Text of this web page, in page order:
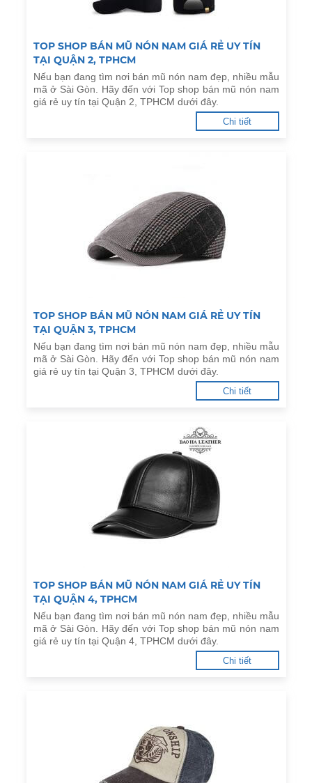
TOP SHOP BÁN MŨ NÓN NAM GIÁ RẺ UY TÍN
TẠI QUẬN 2, TPHCM
Nếu bạn đang tìm nơi bán mũ nón nam đẹp, nhiều mẫu
mã ở Sài Gòn. Hãy đến với Top shop bán mũ nón nam
giá rẻ uy tín tại Quận 2, TPHCM dưới đây.
Chi tiết
TOP SHOP BÁN MŨ NÓN NAM GIÁ RẺ UY TÍN
TẠI QUẬN 3, TPHCM
Nếu bạn đang tìm nơi bán mũ nón nam đẹp, nhiều mẫu
mã ở Sài Gòn. Hãy đến với Top shop bán mũ nón nam
giá rẻ uy tín tại Quận 3, TPHCM dưới đây.
Chi tiết
TOP SHOP BÁN MŨ NÓN NAM GIÁ RẺ UY TÍN
TẠI QUẬN 4, TPHCM
Nếu bạn đang tìm nơi bán mũ nón nam đẹp, nhiều mẫu
mã ở Sài Gòn. Hãy đến với Top shop bán mũ nón nam
giá rẻ uy tín tại Quận 4, TPHCM dưới đây.
Chi tiết